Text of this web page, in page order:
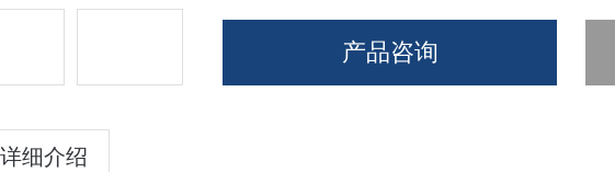
产品咨询
详细介绍